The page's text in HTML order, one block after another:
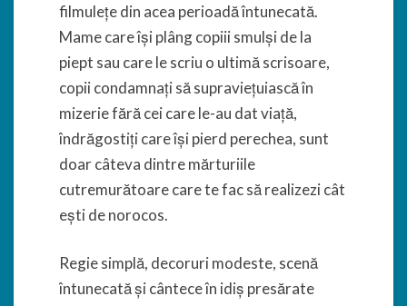
filmulețe din acea perioadă întunecată.
Mame care își plâng copiii smulși de la
piept sau care le scriu o ultimă scrisoare,
copii condamnați să supraviețuiască în
mizerie fără cei care le-au dat viață,
îndrăgostiți care își pierd perechea, sunt
doar câteva dintre mărturiile
cutremurătoare care te fac să realizezi cât
ești de norocos.
Regie simplă, decoruri modeste, scenă
întunecată și cântece în idiș presărate